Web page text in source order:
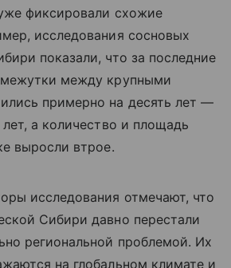
фиксировали схожие
исследования сосновых
показали, что за последние
между крупными
примерно на десять лет —
а количество и площадь
выросли втрое.
исследования отмечают, что
Сибири давно перестали
региональной проблемой. Их
на глобальном климате и